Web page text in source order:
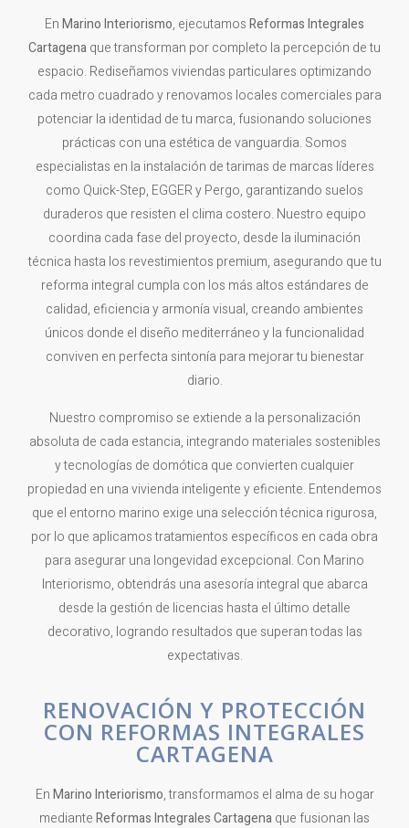
EnMarino Interiorismo, ejecutamosReformas Integrales
Cartagenaque transforman por completo la percepción de tu
espacio. Rediseñamos viviendas particulares optimizando
cada metro cuadrado y renovamos locales comerciales para
potenciar la identidad de tu marca, fusionando soluciones
prácticas con una estética de vanguardia. Somos
especialistas en la instalación de tarimas de marcas líderes
como Quick-Step, EGGER y Pergo, garantizando suelos
duraderos que resisten el clima costero. Nuestro equipo
coordina cada fase del proyecto, desde la iluminación
técnica hasta los revestimientos premium, asegurando que tu
reforma integral cumpla con los más altos estándares de
calidad, eficiencia y armonía visual, creando ambientes
únicos donde el diseño mediterráneo y la funcionalidad
conviven en perfecta sintonía para mejorar tu bienestar
diario.
Nuestro compromiso se extiende a la personalización
absoluta de cada estancia, integrando materiales sostenibles
y tecnologías de domótica que convierten cualquier
propiedad en una vivienda inteligente y eficiente. Entendemos
que el entorno marino exige una selección técnica rigurosa,
por lo que aplicamos tratamientos específicos en cada obra
para asegurar una longevidad excepcional. Con Marino
Interiorismo, obtendrás una asesoría integral que abarca
desde la gestión de licencias hasta el último detalle
decorativo, logrando resultados que superan todas las
expectativas.
RENOVACIÓN Y PROTECCIÓN
CON REFORMAS INTEGRALES
CARTAGENA
EnMarino Interiorismo, transformamos el alma de su hogar
medianteReformas Integrales Cartagenaque fusionan las